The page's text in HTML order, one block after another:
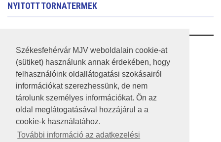
Székesfehérvár MJV weboldalain cookie-at
(sütiket) használunk annak érdekében, hogy
felhasználóink oldallátogatási szokásairól
információkat szerezhessünk, de nem
tárolunk személyes információkat. Ön az
oldal meglátogatásával hozzájárul a a
cookie-k használatához.
További információ az adatkezelési
NYITOTT TORNATERMEK
RSS
A HONLAP 2017.03.31-I ÁLLAPOTA
JOGI NYILATKOZAT
IMPRESSZUM